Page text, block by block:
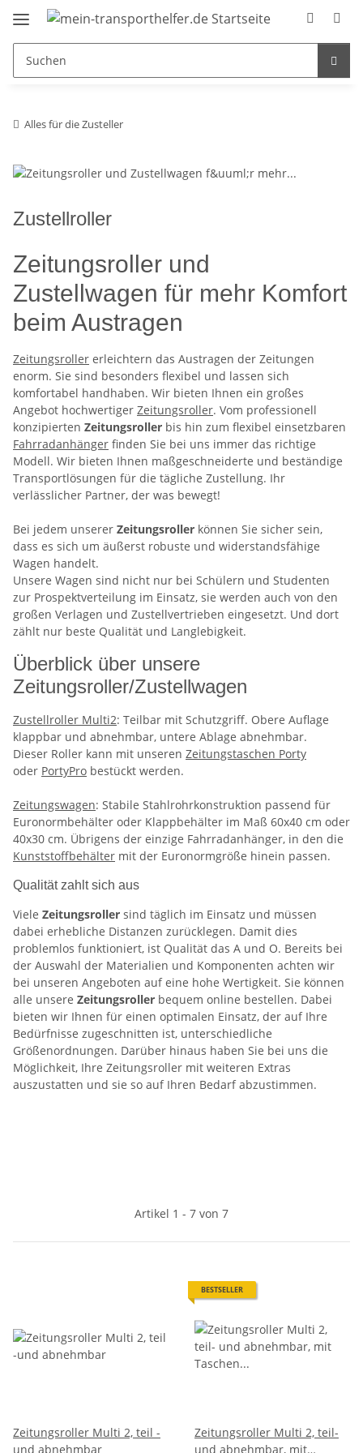
Alles für die Zusteller
Zustellroller
Zeitungsroller und
Zustellwagen für mehr Komfort
beim Austragen
Zeitungsroller erleichtern das Austragen der Zeitungen
enorm. Sie sind besonders flexibel und lassen sich
komfortabel handhaben. Wir bieten Ihnen ein großes
Angebot hochwertiger Zeitungsroller. Vom professionell
konzipierten Zeitungsroller bis hin zum flexibel einsetzbaren
Fahrradanhänger finden Sie bei uns immer das richtige
Modell. Wir bieten Ihnen maßgeschneiderte und beständige
Transportlösungen für die tägliche Zustellung. Ihr
verlässlicher Partner, der was bewegt!
Bei jedem unserer Zeitungsroller können Sie sicher sein,
dass es sich um äußerst robuste und widerstandsfähige
Wagen handelt.
Unsere Wagen sind nicht nur bei Schülern und Studenten
zur Prospektverteilung im Einsatz, sie werden auch von den
großen Verlagen und Zustellvertrieben eingesetzt. Und dort
zählt nur beste Qualität und Langlebigkeit.
Überblick über unsere
Zeitungsroller/Zustellwagen
Zustellroller Multi2: Teilbar mit Schutzgriff. Obere Auflage
klappbar und abnehmbar, untere Ablage abnehmbar.
Dieser Roller kann mit unseren Zeitungstaschen Porty
oder PortyPro bestückt werden.
Zeitungswagen: Stabile Stahlrohrkonstruktion passend für
Euronormbehälter oder Klappbehälter im Maß 60x40 cm oder
40x30 cm. Übrigens der einzige Fahrradanhänger, in den die
Kunststoffbehälter mit der Euronormgröße hinein passen.
Qualität zahlt sich aus
Viele Zeitungsroller sind täglich im Einsatz und müssen
dabei erhebliche Distanzen zurücklegen. Damit dies
problemlos funktioniert, ist Qualität das A und O. Bereits bei
der Auswahl der Materialien und Komponenten achten wir
bei unseren Angeboten auf eine hohe Wertigkeit. Sie können
alle unsere Zeitungsroller bequem online bestellen. Dabei
bieten wir Ihnen für einen optimalen Einsatz, der auf Ihre
Bedürfnisse zugeschnitten ist, unterschiedliche
Größenordnungen. Darüber hinaus haben Sie bei uns die
Möglichkeit, Ihre Zeitungsroller mit weiteren Extras
auszustatten und sie so auf Ihren Bedarf abzustimmen.
Artikel 1 - 7 von 7
Zeitungsroller Multi 2, teil -
und abnehmbar
BESTSELLER
Zeitungsroller Multi 2, teil-
und abnehmbar, mit